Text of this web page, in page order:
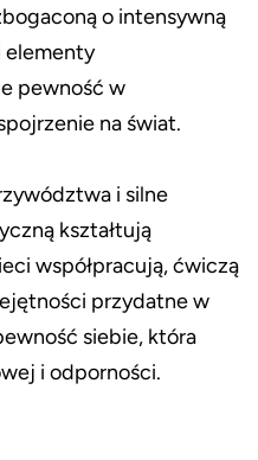
o intensywną
elementy
pewność w
na świat.
i silne
kształtują
współpracują, ćwiczą
przydatne w
siebie, która
i odporności.